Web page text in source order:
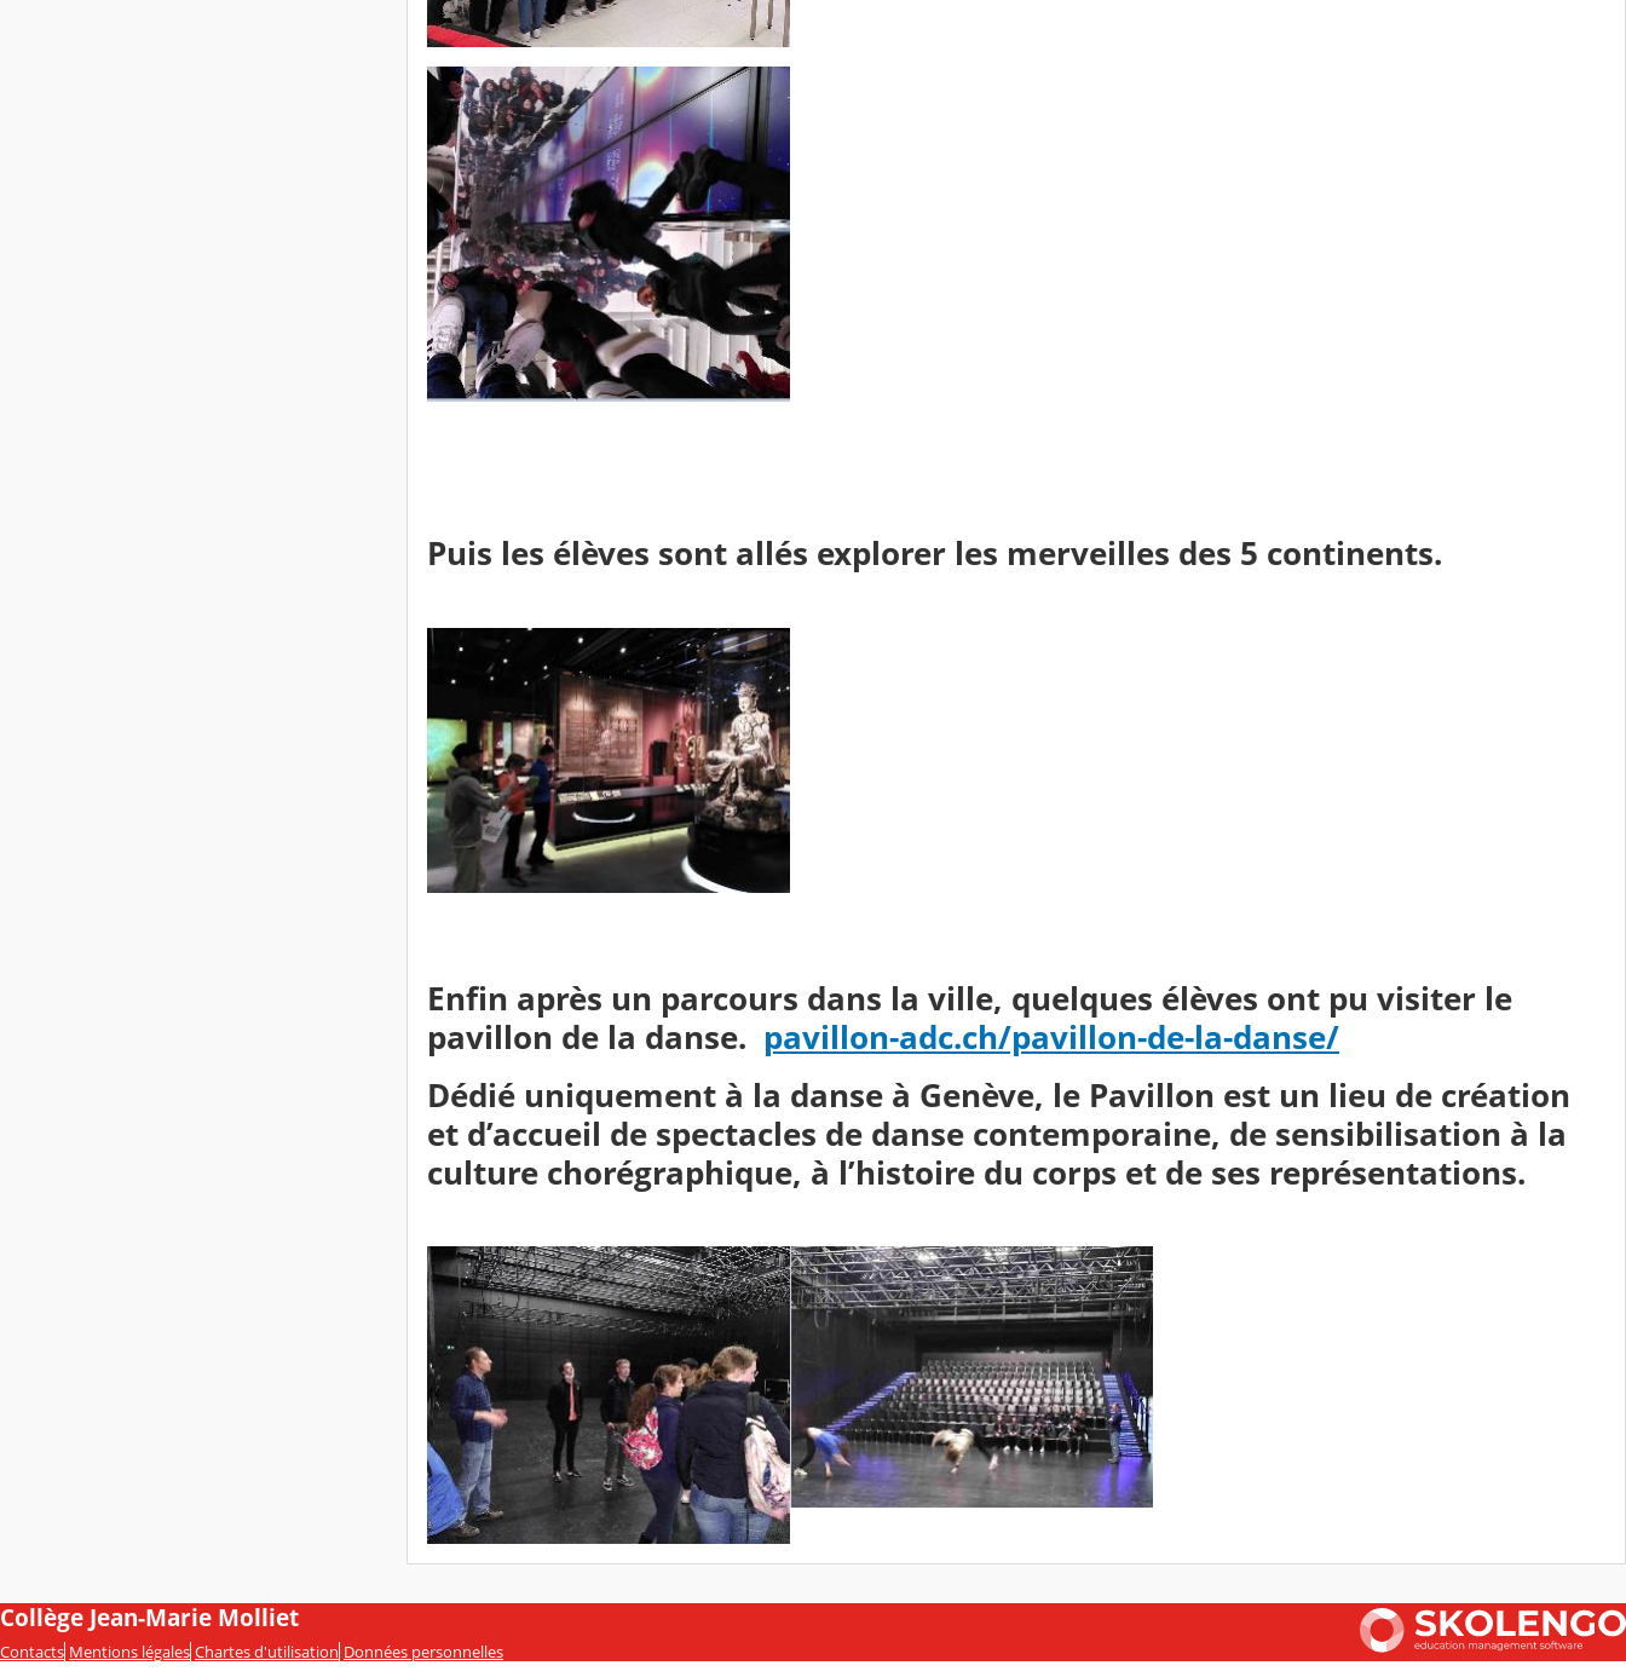
Puis les élèves sont allés explorer les merveilles des 5 continents.
Enfin après un parcours dans la ville, quelques élèves ont pu visiter le
pavillon de la danse. pavillon-adc.ch/pavillon-de-la-danse/
Dédié uniquement à la danse à Genève, le Pavillon est un lieu de création
et d’accueil de spectacles de danse contemporaine, de sensibilisation à la
culture chorégraphique, à l’histoire du corps et de ses représentations.
Collège Jean-Marie Molliet
Contacts Mentions légales Chartes d'utilisation Données personnelles